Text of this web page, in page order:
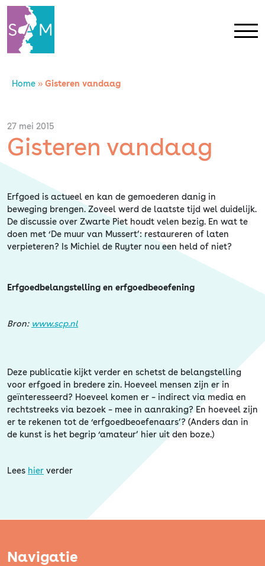
Home
Contact
Actueel
Overheid
Home » Gisteren vandaag
27 mei 2015
Gisteren vandaag
Erfgoed is actueel en kan de gemoederen danig in
beweging brengen. Zoveel werd de laatste tijd wel duidelijk.
De discussie over Zwarte Piet houdt velen bezig. En wat te
doen met ‘De muur van Mussert’: restaureren of laten
verpieteren? Is Michiel de Ruyter nou een held of niet?
Erfgoedbelangstelling en erfgoedbeoefening
Bron: www.scp.nl
Deze publicatie kijkt verder en schetst de belangstelling
voor erfgoed in bredere zin. Hoeveel mensen zijn er in
geïnteresseerd? Hoeveel komen er – indirect via media en
rechtstreeks via bezoek – mee in aanraking? En hoeveel zijn
er te rekenen tot de ‘erfgoedbeoefenaars’? (Anders dan in
de kunst is het begrip ‘amateur’ hier uit den boze.)
Lees hier verder
Navigatie